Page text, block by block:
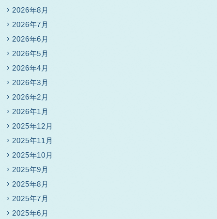
2026年8月
2026年7月
2026年6月
2026年5月
2026年4月
2026年3月
2026年2月
2026年1月
2025年12月
2025年11月
2025年10月
2025年9月
2025年8月
2025年7月
2025年6月